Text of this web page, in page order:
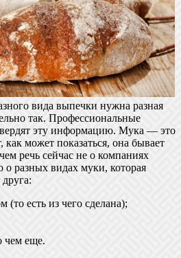
вида выпечки нужна разная
так. Профессиональные
эту информацию. Мука — это
как может показаться, она бывает
речь сейчас не о компаниях
о разных видах муки, которая
(то есть из чего сделана);
чем еще.